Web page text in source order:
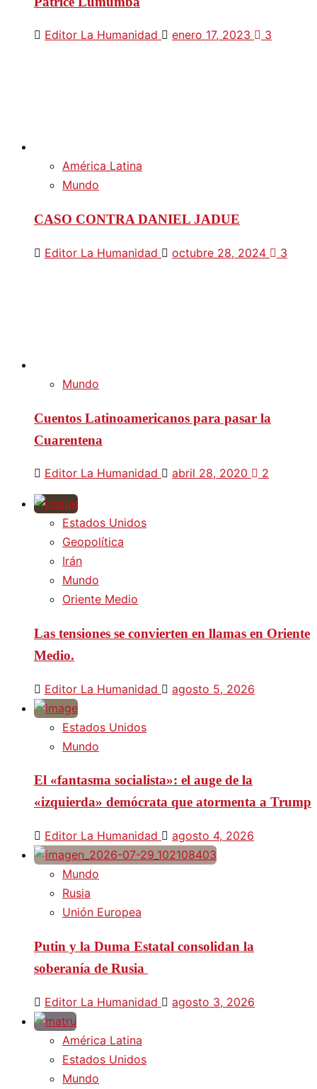
Editor La Humanidad enero 17, 2023 3
América Latina
Mundo
CASO CONTRA DANIEL JADUE
Editor La Humanidad octubre 28, 2024 3
Mundo
Cuentos Latinoamericanos para pasar la
Cuarentena
Editor La Humanidad abril 28, 2020 2
Estados Unidos
Geopolítica
Irán
Mundo
Oriente Medio
Las tensiones se convierten en llamas en Oriente
Medio.
Editor La Humanidad agosto 5, 2026
Estados Unidos
Mundo
El «fantasma socialista»: el auge de la
«izquierda» demócrata que atormenta a Trump
Editor La Humanidad agosto 4, 2026
Mundo
Rusia
Unión Europea
Putin y la Duma Estatal consolidan la
soberanía de Rusia
Editor La Humanidad agosto 3, 2026
América Latina
Estados Unidos
Mundo